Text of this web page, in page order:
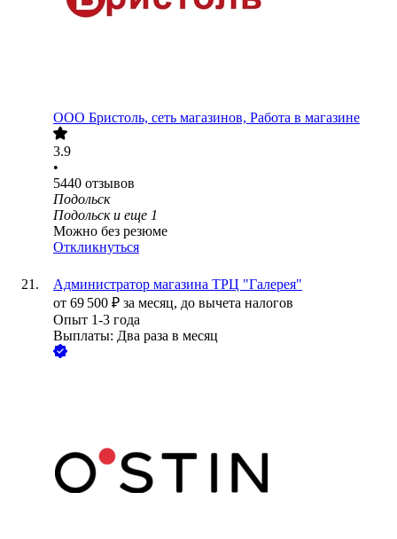
ООО Бристоль, сеть магазинов, Работа в магазине
3.9
•
5440 отзывов
Подольск
Подольск и еще 1
Можно без резюме
Откликнуться
Администратор магазина ТРЦ "Галерея"
от 69 500 ₽ за месяц, до вычета налогов
Опыт 1-3 года
Выплаты: Два раза в месяц